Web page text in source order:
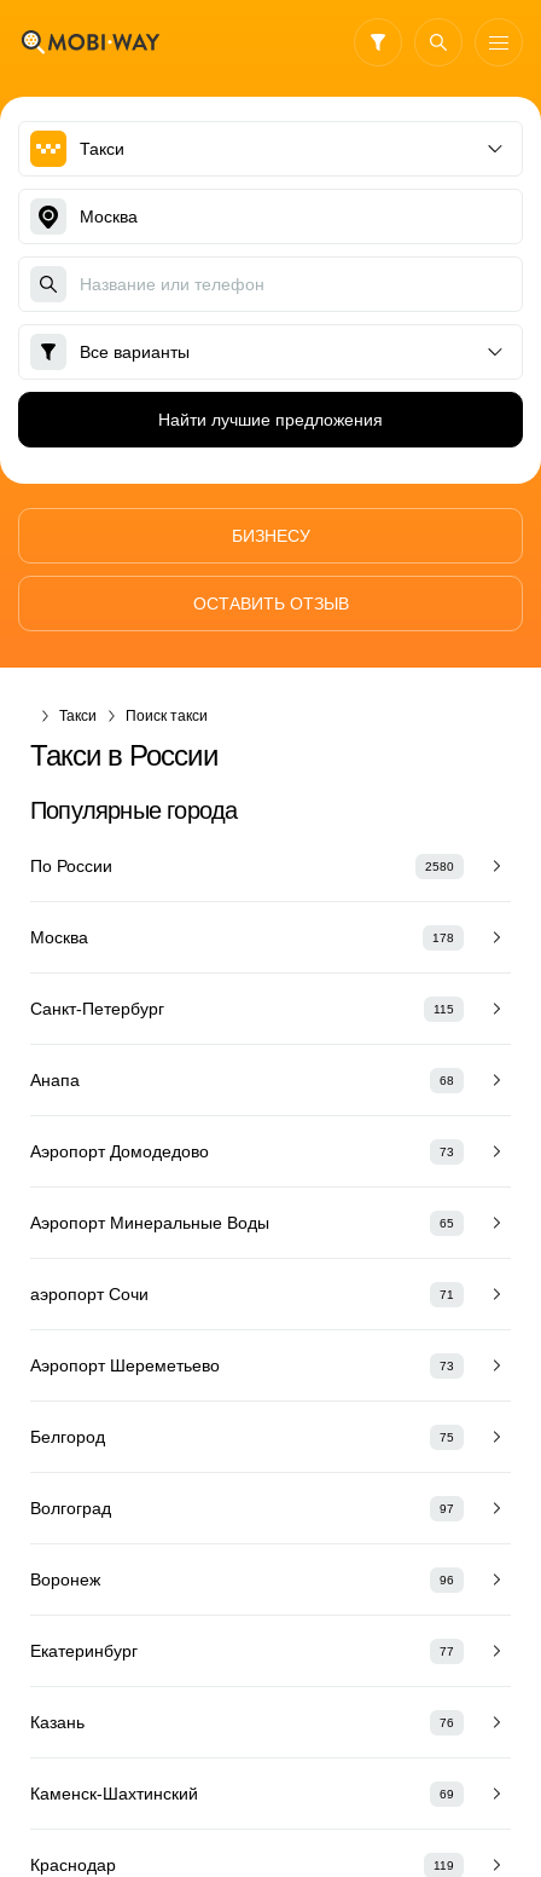
Найти лучшие предложения
БИЗНЕСУ
ОСТАВИТЬ ОТЗЫВ
Такси Поиск такси
Такси в России
Популярные города
По России 2580
Москва 178
Санкт-Петербург 115
Анапа 68
Аэропорт Домодедово 73
Аэропорт Минеральные Воды 65
аэропорт Сочи 71
Аэропорт Шереметьево 73
Белгород 75
Волгоград 97
Воронеж 96
Екатеринбург 77
Казань 76
Каменск-Шахтинский 69
Краснодар 119